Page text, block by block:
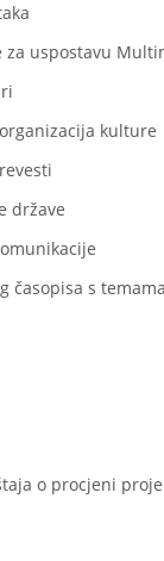
uspostavu
kulture
države
časopisa s
o procjeni